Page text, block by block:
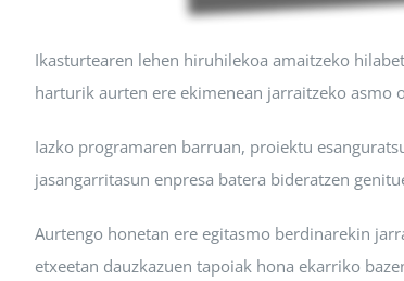
Ikasturtearen lehen hiruhilekoa amaitzeko
harturik aurten ere ekimenean jarraitzeko asmo
Iazko programaren barruan, proiektu
jasangarritasun enpresa batera bideratzen
Aurtengo honetan ere egitasmo berdinarekin
etxeetan dauzkazuen tapoiak hona ekarriko